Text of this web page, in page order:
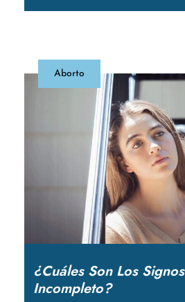
Aborto
¿Cuáles Son Los
Incompleto?